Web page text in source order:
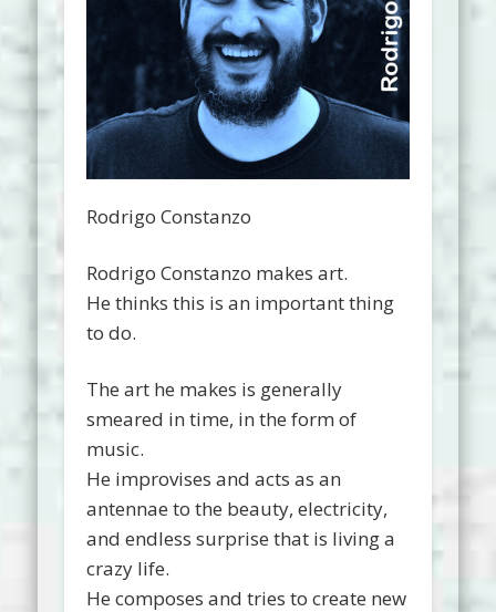
Rodrigo Constanzo
Rodrigo Constanzo makes art.
He thinks this is an important thing
to do.
The art he makes is generally
smeared in time, in the form of
music.
He improvises and acts as an
antennae to the beauty, electricity,
and endless surprise that is living a
crazy life.
He composes and tries to create new